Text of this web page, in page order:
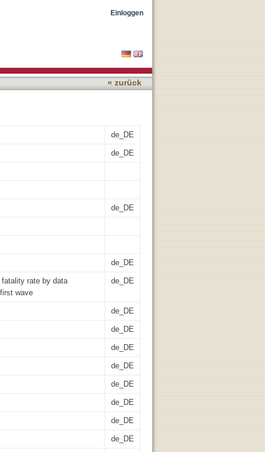
case of Germany's first
Einloggen
« zurück
de_DE
de_DE
de_DE
de_DE
rate by data
wave
de_DE
de_DE
de_DE
de_DE
de_DE
de_DE
de_DE
de_DE
de_DE